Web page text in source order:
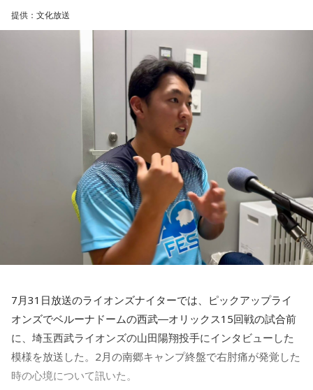
■番組名：『田村淳のNewsCLUB「自分自身と話そうの
■放送日時：2026年8月11日（火・祝）午前9時00分～10時
■出演：田村淳、砂山圭大郎（文化放送アナウンサー）
■提供：全日本葬祭業協同組合連合会（全葬連）
45試合出場で9ゴールを記録するなど活躍を見せ、1993年に
はW杯アジア地区最終予選にも出場しました。2002年に現役
を引退した後は、サッカー解説者としてメディアでの活動の
ほか、講演会やサッカー教室をおこなうなど、自身の経験を
活かしながら幅広く活動しています。
◆「塩貝選手に悪意はなかった」
藤木：決勝トーナメントの相手がブラジルに決まった際、塩
貝選手の言葉が切り取られて話題になったというか、ブラジ
ルにちょっと火をつけてしまった部分もあるのかなと思った
福田：そうですね。塩貝選手に悪意はなかったと思います
し、素直に自分の気持ちを言っただけなのですが、それをブ
ラジルサイドがうまく切り取って、結果的に彼らのモチベー
ションを上げるような形になってしまったので、それはあま
何を言っているかというと、日本とブラジルの力関係は間違
いなくブラジルが上なんですよ。そこで日本サイドが考えな
きゃいけないことは、ブラジルに油断してもらう、隙を見せ
てもらうということも1つだと思っていて。
提供：文化放送
7月31日放送のライオンズナイターでは、ピックアップライ
オンズでベルーナドームの西武―オリックス15回戦の試合前
に、埼玉西武ライオンズの山田陽翔投手にインタビューした
模様を放送した。2月の南郷キャンプ終盤で右肘痛が発覚した
時の心境について訊いた。